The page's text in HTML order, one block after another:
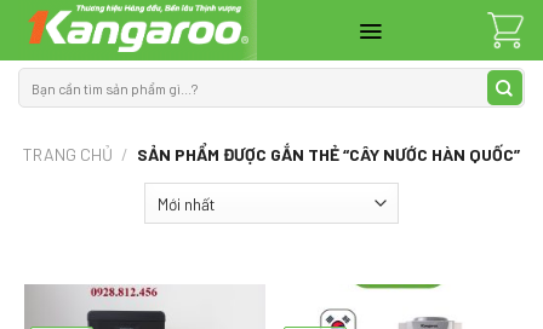
content
kiếm:
TRANG CHỦ / SẢN PHẨM ĐƯỢC GẮN THẺ “CÂY NƯỚC HÀN QUỐC”